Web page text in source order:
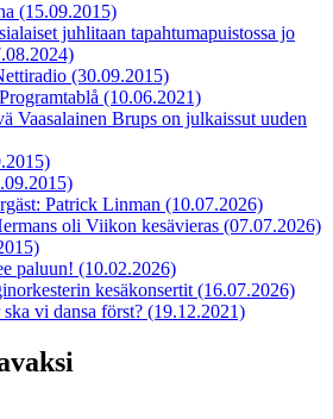
(15.09.2015)
juhlitaan tapahtumapuistossa jo
(30.09.2015)
(10.06.2021)
Vaasalainen Brups on julkaissut uuden
Patrick Linman (10.07.2026)
oli Viikon kesävieras (07.07.2026)
paluun! (10.02.2026)
kesäkonsertit (16.07.2026)
vi dansa först? (19.12.2021)